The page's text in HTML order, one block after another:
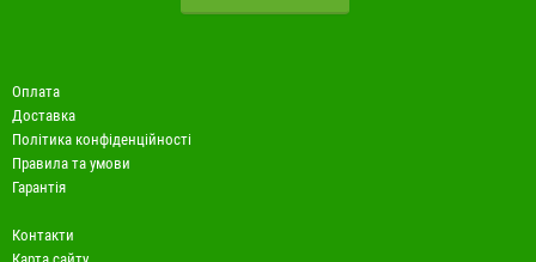
Оплата
Доставка
Політика конфіденційності
Правила та умови
Гарантія
Контакти